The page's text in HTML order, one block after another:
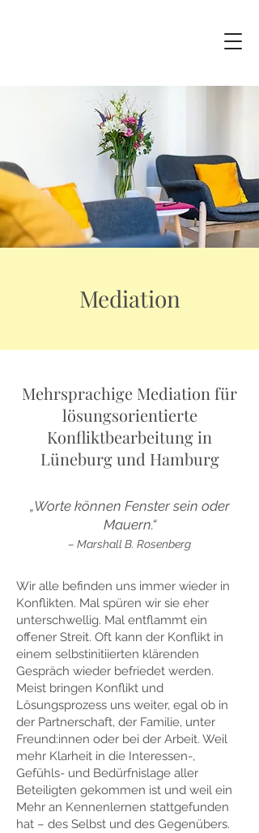
Mediation
Mehrsprachige Mediation für
lösungsorientierte
Konfliktbearbeitung in
Lüneburg und Hamburg
„Worte können Fenster sein oder
Mauern.“
– Marshall B. Rosenberg
Wir alle befinden uns immer wieder in
Konflikten. Mal spüren wir sie eher
unterschwellig. Mal entflammt ein
offener Streit. Oft kann der Konflikt in
einem selbstinitiierten klärenden
Gespräch wieder befriedet werden.
Meist bringen Konflikt und
Lösungsprozess uns weiter, egal ob in
der Partnerschaft, der Familie, unter
Freund:innen oder bei der Arbeit. Weil
mehr Klarheit in die Interessen-,
Gefühls- und Bedürfnislage aller
Beteiligten gekommen ist und weil ein
Mehr an Kennenlernen stattgefunden
hat – des Selbst und des Gegenübers.